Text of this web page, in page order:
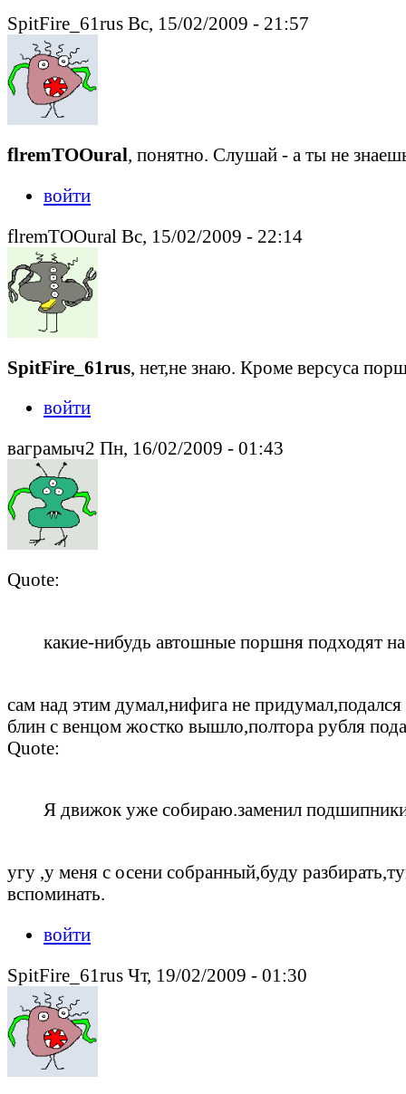
SpitFire_61rus Вс, 15/02/2009 - 21:57
flremTOOural, понятно. Слушай - а ты не
войти
flremTOOural Вс, 15/02/2009 - 22:14
SpitFire_61rus , нет,не знаю. Кроме версуса
войти
ваграмыч2 Пн, 16/02/2009 - 01:43
Quote:
какие-нибудь автошные поршня подходят на
сам над этим думал,нифига не придумал,подался
блин с венцом жостко вышло,полтора рубля
Quote:
Я движок уже собираю.заменил
угу ,у меня с осени собранный,буду
вспоминать.
войти
SpitFire_61rus Чт, 19/02/2009 - 01:30